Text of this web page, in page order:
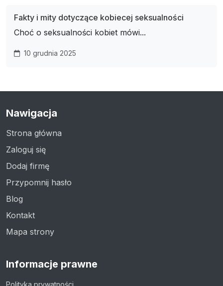
Fakty i mity dotyczące kobiecej seksualności
Choć o seksualności kobiet mówi...
10 grudnia 2025
Nawigacja
Strona główna
Zaloguj się
Dodaj firmę
Przypomnij hasło
Blog
Kontakt
Mapa strony
Informacje prawne
Polityka prywatności